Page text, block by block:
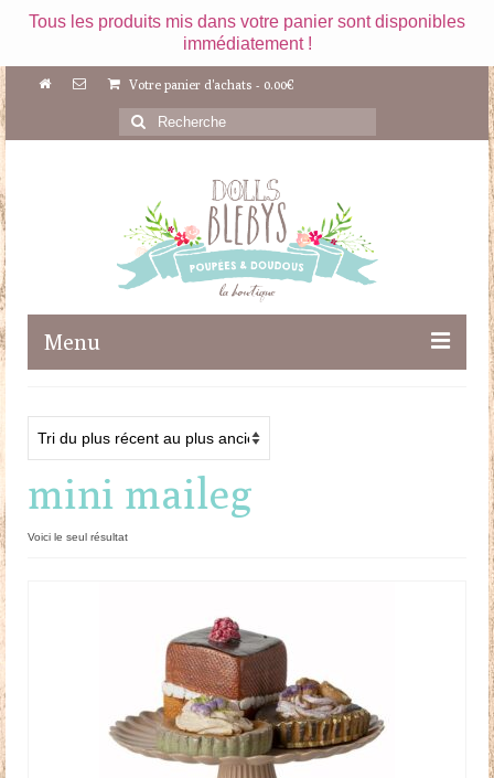
Tous les produits mis dans votre panier sont disponibles
immédiatement !
Votre panier d'achats - 0.00€
Rechercher
:
Menu
Maileg
Poupées
Doudous
mini maileg
Voici le seul résultat